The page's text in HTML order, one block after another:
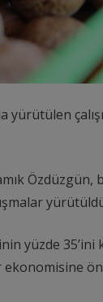
yürütülen
Özdüzgün,
yüzde 35’ini
ekonomisine